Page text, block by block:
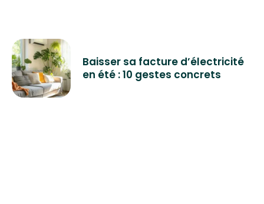
Baisser sa facture d’électricité
en été : 10 gestes concrets